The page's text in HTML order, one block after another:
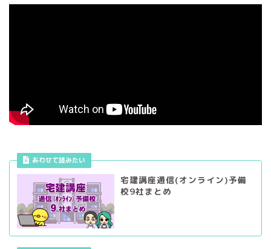
あわせて読みたい
宅建講座通信(オンライン)予備
校9社まとめ